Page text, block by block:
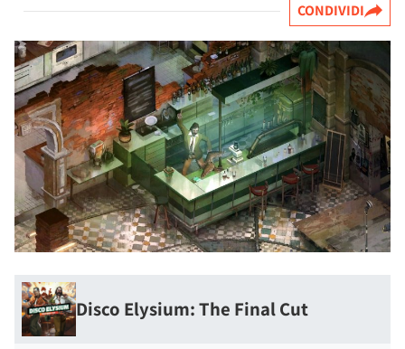
CONDIVIDI
Disco Elysium: The Final Cut